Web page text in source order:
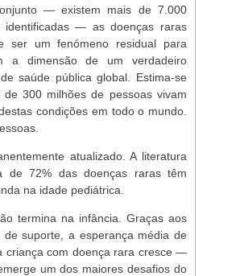
— existem mais de 7.000
identificadas — as doenças raras
ser um fenómeno residual para
a dimensão de um verdadeiro
saúde pública global. Estima-se
de 300 milhões de pessoas vivam
condições em todo o mundo.
atualizado. A literatura
de 72% das doenças raras têm
na idade pediátrica.
termina na infância. Graças aos
suporte, a esperança média de
criança com doença rara cresce —
um dos maiores desafios do